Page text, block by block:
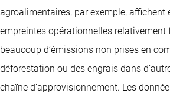
agroalimentaires, par exemple, affichent
empreintes opérationnelles relativement
beaucoup d’émissions non prises en
déforestation ou des engrais dans
chaîne d’approvisionnement. Les